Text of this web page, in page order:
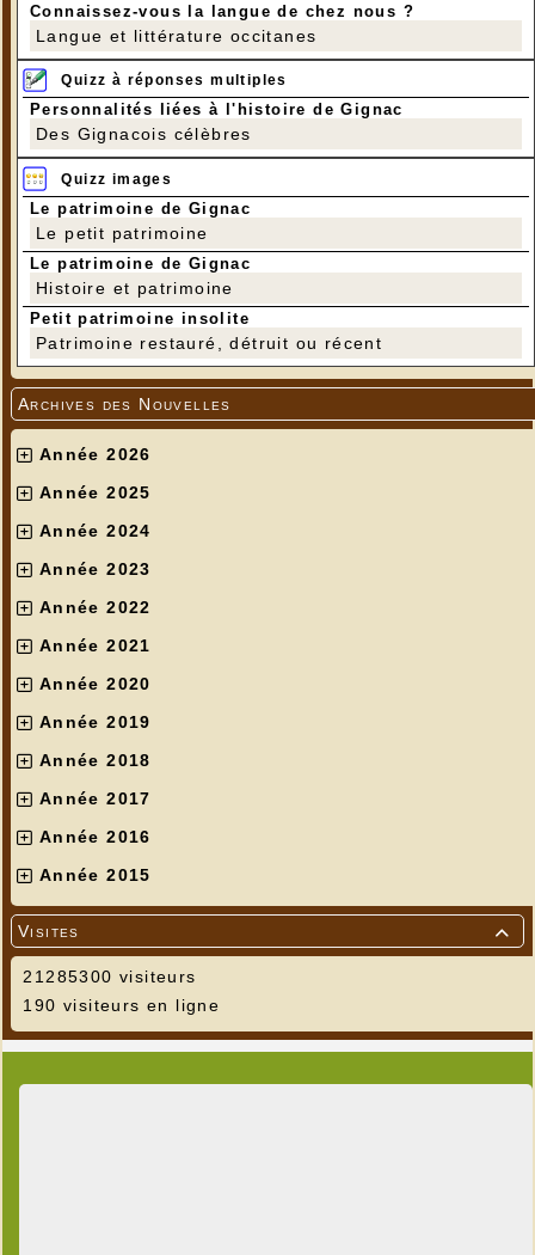
Connaissez-vous la langue de chez nous ?
Langue et littérature occitanes
Quizz à réponses multiples
Personnalités liées à l'histoire de Gignac
Des Gignacois célèbres
Quizz images
Le patrimoine de Gignac
Le petit patrimoine
Le patrimoine de Gignac
Histoire et patrimoine
Petit patrimoine insolite
Patrimoine restauré, détruit ou récent
Archives des Nouvelles
Année 2026
Année 2025
Année 2024
Année 2023
Année 2022
Année 2021
Année 2020
Année 2019
Année 2018
Année 2017
Année 2016
Année 2015

Visites
21285300 visiteurs
190 visiteurs en ligne